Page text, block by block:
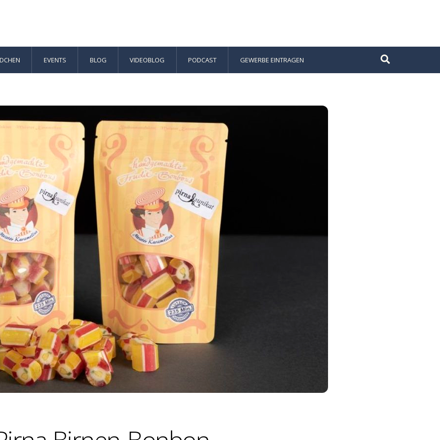
EVENTS BLOG VIDEOBLOG PODCAST GEWERBE EINTRAGEN